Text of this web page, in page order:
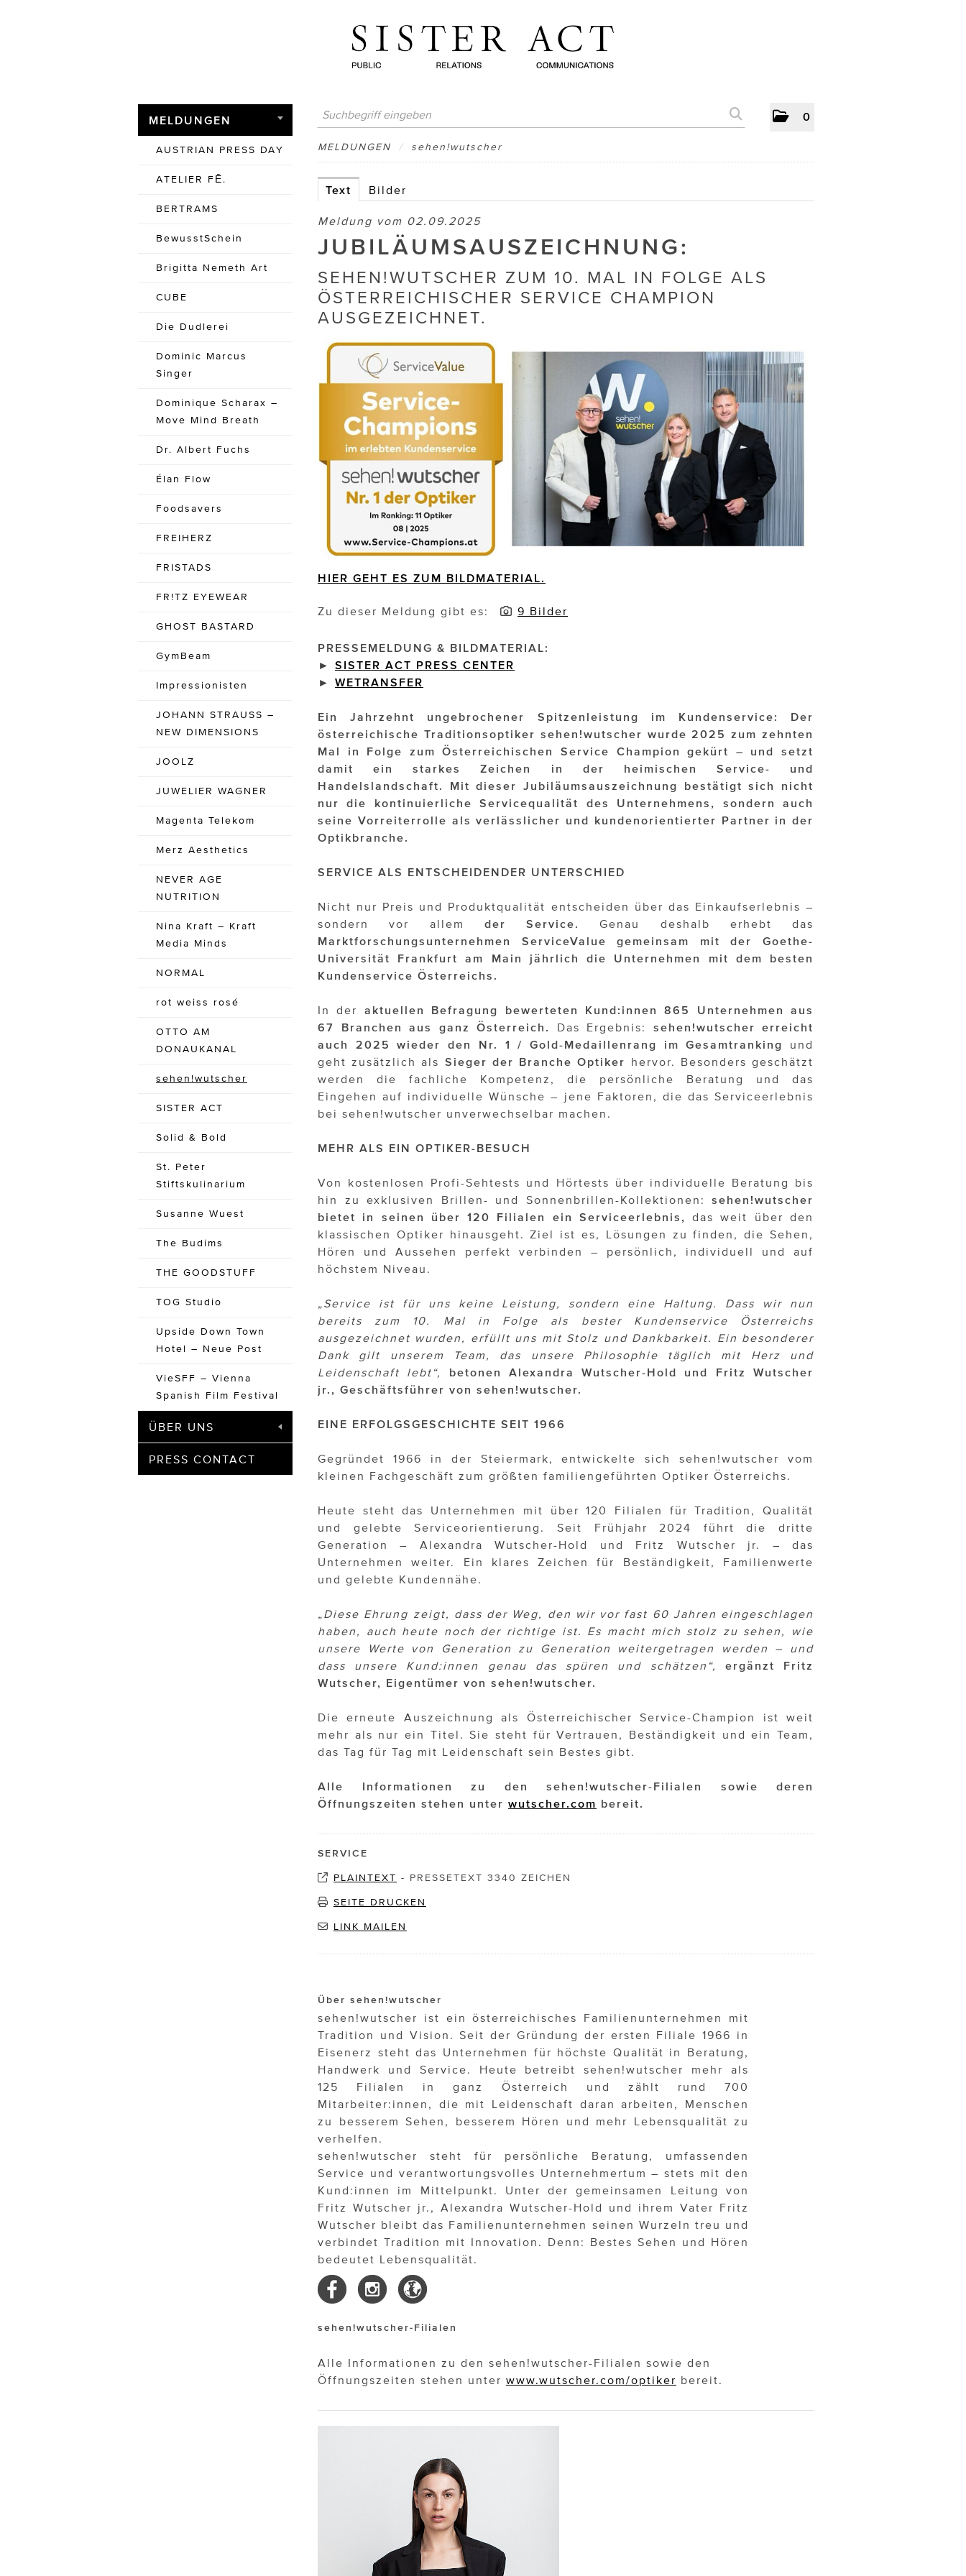
0
MELDUNGEN
AUSTRIAN PRESS DAY
ATELIER FĒ.
BERTRAMS
BewusstSchein
Brigitta Nemeth Art
CUBE
Die Dudlerei
Dominic Marcus
Singer
Dominique Scharax –
Move Mind Breath
Dr. Albert Fuchs
Élan Flow
Foodsavers
FREIHERZ
FRISTADS
FR!TZ EYEWEAR
GHOST BASTARD
GymBeam
Impressionisten
JOHANN STRAUSS –
NEW DIMENSIONS
JOOLZ
JUWELIER WAGNER
Magenta Telekom
Merz Aesthetics
NEVER AGE
NUTRITION
Nina Kraft – Kraft
Media Minds
NORMAL
rot weiss rosé
OTTO AM
DONAUKANAL
sehen!wutscher
SISTER ACT
Solid & Bold
St. Peter
Stiftskulinarium
Susanne Wuest
The Budims
THE GOODSTUFF
TOG Studio
Upside Down Town
Hotel – Neue Post
VieSFF – Vienna
Spanish Film Festival
ÜBER UNS
PRESS CONTACT
MELDUNGEN / sehen!wutscher
Text Bilder
Meldung vom 02.09.2025
JUBILÄUMSAUSZEICHNUNG:
SEHEN!WUTSCHER ZUM 10. MAL IN FOLGE ALS
ÖSTERREICHISCHER SERVICE CHAMPION
AUSGEZEICHNET.
HIER GEHT ES ZUM BILDMATERIAL.
Zu dieser Meldung gibt es: 9 Bilder
PRESSEMELDUNG & BILDMATERIAL:
► SISTER ACT PRESS CENTER
► WETRANSFER
Ein Jahrzehnt ungebrochener Spitzenleistung im Kundenservice: Der
österreichische Traditionsoptiker sehen!wutscher wurde 2025 zum zehnten
Mal in Folge zum Österreichischen Service Champion gekürt – und setzt
damit ein starkes Zeichen in der heimischen Service- und
Handelslandschaft. Mit dieser Jubiläumsauszeichnung bestätigt sich nicht
nur die kontinuierliche Servicequalität des Unternehmens, sondern auch
seine Vorreiterrolle als verlässlicher und kundenorientierter Partner in der
Optikbranche.
SERVICE ALS ENTSCHEIDENDER UNTERSCHIED
Nicht nur Preis und Produktqualität entscheiden über das Einkaufserlebnis –
sondern vor allem der Service.
Genau deshalb erhebt das
Marktforschungsunternehmen ServiceValue gemeinsam mit der Goethe-
Universität Frankfurt am Main jährlich die Unternehmen mit dem besten
Kundenservice Österreichs.
In der aktuellen Befragung bewerteten Kund:innen 865 Unternehmen aus
67 Branchen aus ganz Österreich.
Das Ergebnis: sehen!wutscher
erreicht
auch 2025 wieder den Nr. 1 / Gold-Medaillenrang im Gesamtranking
und
geht zusätzlich als Sieger der Branche Optiker
hervor. Besonders geschätzt
werden die fachliche Kompetenz, die persönliche Beratung und das
Eingehen auf individuelle Wünsche – jene Faktoren, die das Serviceerlebnis
bei sehen!wutscher unverwechselbar machen.
MEHR ALS EIN OPTIKER-BESUCH
Von kostenlosen Profi-Sehtests und Hörtests über individuelle Beratung bis
hin zu exklusiven Brillen- und Sonnenbrillen-Kollektionen: sehen!wutscher
bietet in seinen über 120 Filialen ein Serviceerlebnis,
das weit über den
klassischen Optiker hinausgeht. Ziel ist es, Lösungen zu finden, die Sehen,
Hören und Aussehen perfekt verbinden – persönlich, individuell und auf
höchstem Niveau.
„Service ist für uns keine Leistung, sondern eine Haltung. Dass wir nun
bereits zum 10. Mal in Folge als bester Kundenservice Österreichs
ausgezeichnet wurden, erfüllt uns mit Stolz und Dankbarkeit. Ein besonderer
Dank gilt unserem Team, das unsere Philosophie täglich mit Herz und
Leidenschaft lebt“, betonen Alexandra Wutscher-Hold und Fritz Wutscher
jr., Geschäftsführer von sehen!wutscher.
EINE ERFOLGSGESCHICHTE SEIT 1966
Gegründet 1966 in der Steiermark, entwickelte sich sehen!wutscher vom
kleinen Fachgeschäft zum größten familiengeführten Optiker Österreichs.
Heute steht das Unternehmen mit über 120 Filialen für Tradition, Qualität
und gelebte Serviceorientierung. Seit Frühjahr 2024 führt die dritte
Generation – Alexandra Wutscher-Hold und Fritz Wutscher jr. – das
Unternehmen weiter. Ein klares Zeichen für Beständigkeit, Familienwerte
und gelebte Kundennähe.
„Diese Ehrung zeigt, dass der Weg, den wir vor fast 60 Jahren eingeschlagen
haben, auch heute noch der richtige ist. Es macht mich stolz zu sehen, wie
unsere Werte von Generation zu Generation weitergetragen werden – und
dass unsere Kund:innen genau das spüren und schätzen“,
ergänzt Fritz
Wutscher, Eigentümer von sehen!wutscher.
Die erneute Auszeichnung als Österreichischer Service-Champion ist weit
mehr als nur ein Titel. Sie steht für Vertrauen, Beständigkeit und ein Team,
das Tag für Tag mit Leidenschaft sein Bestes gibt.
Alle Informationen zu den sehen!wutscher-Filialen sowie deren
Öffnungszeiten stehen unter wutscher.com bereit.
SERVICE
PLAINTEXT - PRESSETEXT 3340 ZEICHEN
SEITE DRUCKEN
LINK MAILEN
Über sehen!wutscher
sehen!wutscher ist ein österreichisches Familienunternehmen mit
Tradition und Vision. Seit der Gründung der ersten Filiale 1966 in
Eisenerz steht das Unternehmen für höchste Qualität in Beratung,
Handwerk und Service. Heute betreibt sehen!wutscher mehr als
125 Filialen in ganz Österreich und zählt rund 700
Mitarbeiter:innen, die mit Leidenschaft daran arbeiten, Menschen
zu besserem Sehen, besserem Hören und mehr Lebensqualität zu
verhelfen.
sehen!wutscher steht für persönliche Beratung, umfassenden
Service und verantwortungsvolles Unternehmertum – stets mit den
Kund:innen im Mittelpunkt. Unter der gemeinsamen Leitung von
Fritz Wutscher jr., Alexandra Wutscher-Hold und ihrem Vater Fritz
Wutscher bleibt das Familienunternehmen seinen Wurzeln treu und
verbindet Tradition mit Innovation. Denn: Bestes Sehen und Hören
bedeutet Lebensqualität.
sehen!wutscher-Filialen
Alle Informationen zu den sehen!wutscher-Filialen sowie den
Öffnungszeiten stehen unter www.wutscher.com/optiker bereit.